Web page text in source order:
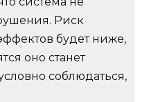
Риск
будет ниже,
оно станет
соблюдаться,